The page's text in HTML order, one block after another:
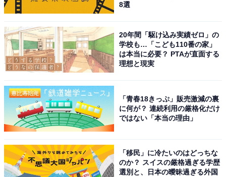
8選
20年間「駆け込み実績ゼロ」の
学校も…「こども110番の家」
は本当に必要？ PTAが直面する
理想と現実
「青春18きっぷ」販売激減の裏
に何が？ 連続利用の厳格化だけ
ではない「本当の理由」
「移民」に冷たいのはどっちな
のか？ スイスの厳格過ぎる学歴
選別と、日本の曖昧過ぎる外国